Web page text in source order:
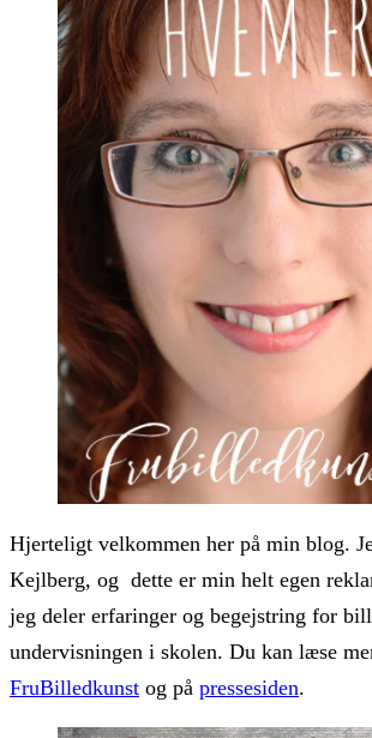
Hjerteligt velkommen her på min blog.
Kejlberg, og dette er min helt egen
jeg deler erfaringer og begejstring for
undervisningen i skolen. Du kan læse
FruBilledkunst og på pressesiden.